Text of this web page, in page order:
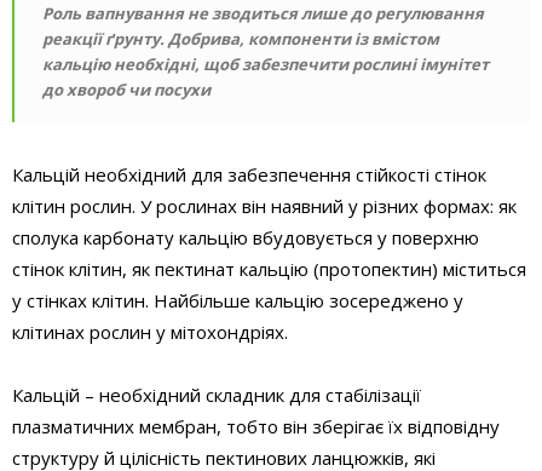
Роль вапнування не зводиться лише до регулювання
реакції ґрунту. Добрива, компоненти із вмістом
кальцію необхідні, щоб забезпечити рослині імунітет
до хвороб чи посухи
Кальцій необхідний для забезпечення стійкості стінок
клітин рослин. У рослинах він наявний у різних формах: як
сполука карбонату кальцію вбудовується у поверхню
стінок клітин, як пектинат кальцію (протопектин) міститься
у стінках клітин. Найбільше кальцію зосереджено у
клітинах рослин у мітохондріях.
Кальцій – необхідний складник для стабілізації
плазматичних мембран, тобто він зберігає їх відповідну
структуру й цілісність пектинових ланцюжків, які